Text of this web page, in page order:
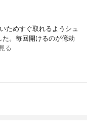
ためすぐ取れるようシュ
。毎回開けるのが億劫
る